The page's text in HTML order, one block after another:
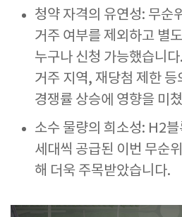
청약 자격의 유연성: 무순
거주 여부를 제외하고 별
누구나 신청 가능했습니
거주 지역, 재당첨 제한 등
경쟁률 상승에 영향을 미
소수 물량의 희소성: H2
세대씩 공급된 이번 무순
해 더욱 주목받았습니다.